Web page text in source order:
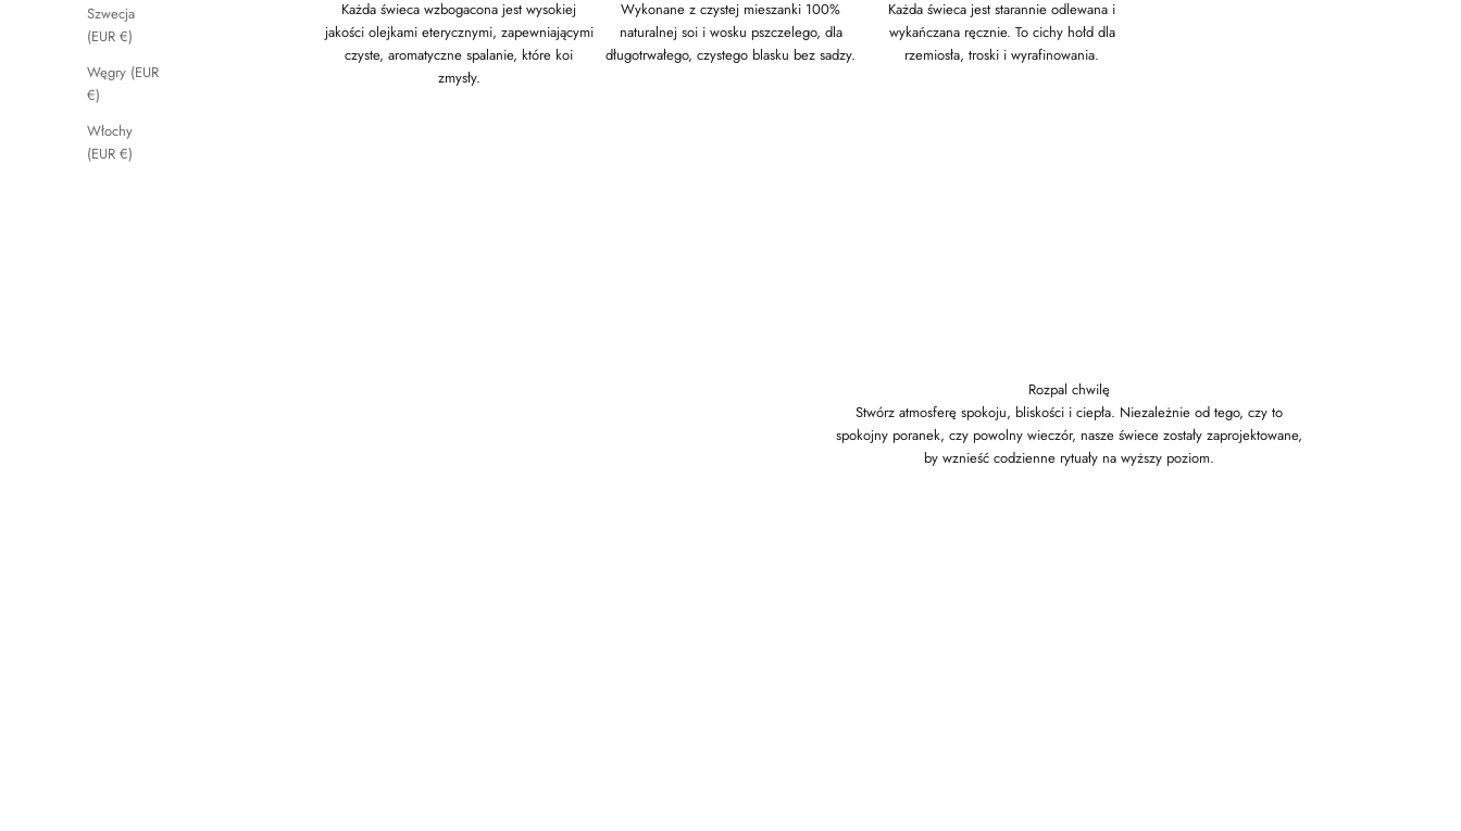
Szwecja
(EUR €)
Węgry (EUR
€)
Włochy
(EUR €)
Każda świeca wzbogacona jest wysokiej
jakości olejkami eterycznymi, zapewniającymi
czyste, aromatyczne spalanie, które koi
zmysły.
Wykonane z czystej mieszanki 100%
naturalnej soi i wosku pszczelego, dla
długotrwałego, czystego blasku bez sadzy.
Każda świeca jest starannie odlewana i
wykańczana ręcznie. To cichy hołd dla
rzemiosła, troski i wyrafinowania.
Rozpal chwilę
Stwórz atmosferę spokoju, bliskości i ciepła. Niezależnie od tego, czy to
spokojny poranek, czy powolny wieczór, nasze świece zostały zaprojektowane,
by wznieść codzienne rytuały na wyższy poziom.